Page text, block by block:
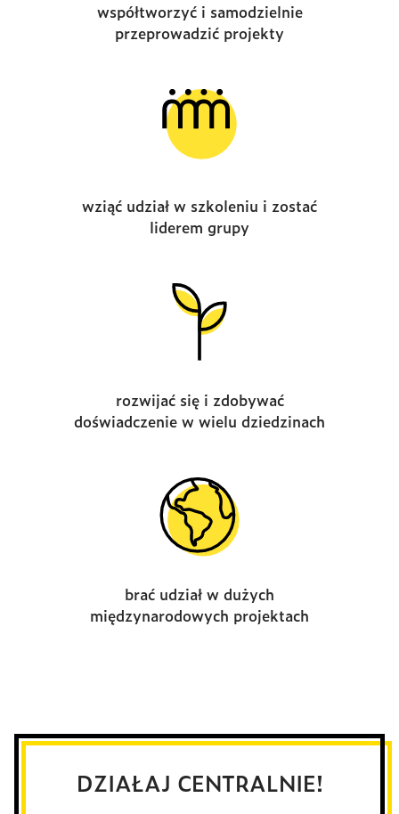
współtworzyć i samodzielnie
przeprowadzić projekty
wziąć udział w szkoleniu i zostać
liderem grupy
rozwijać się i zdobywać
doświadczenie w wielu dziedzinach
brać udział w dużych
międzynarodowych projektach
DZIAŁAJ CENTRALNIE!